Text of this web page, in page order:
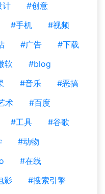
计
#创意
#手机
#视频
#广告
#下载
软
#blog
#音乐
#恶搞
术
#百度
#工具
#谷歌
#动物
#在线
影
#搜索引擎